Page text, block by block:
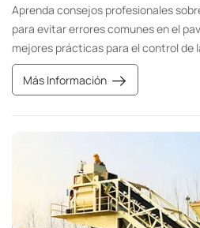
Aprenda consejos profesionales
para evitar errores comunes en el
mejores prácticas para el control de
la mezcla, el funcionamiento de los
densidad para lograr un pavimento
Más Información